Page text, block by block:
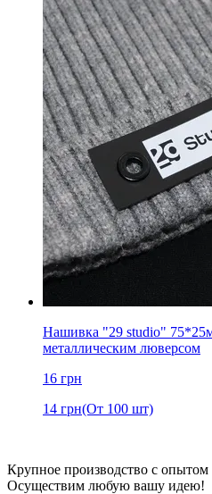
Нашивка "29 studio"
металлическим люверсом
16 грн
14 грн(От 100 шт)
Крупное производство с опытом
Осуществим любую вашу идею!